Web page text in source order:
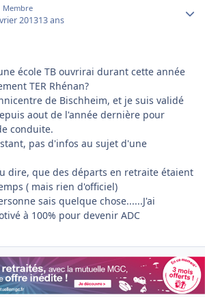
Membre
201313 ans
école TB ouvrirai durant cette année
TER Rhénan?
de Bischheim, et je suis validé
aout de l'année dernière pour
conduite.
pas d'infos au sujet d'une
dire, que des départs en retraite étaient
( mais rien d'officiel)
sais quelque chose......J'ai
à 100% pour devenir ADC